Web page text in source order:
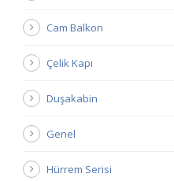
Cam Balkon
Çelik Kapı
Duşakabin
Genel
Hürrem Serisi